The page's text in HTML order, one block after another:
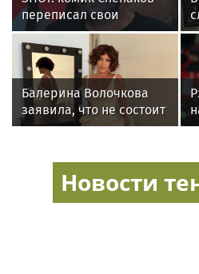
переписал свои
квартиры в РФ на
родителей после
переезда
Балерина Волочкова
заявила, что не состоит
в отношениях с
Новости